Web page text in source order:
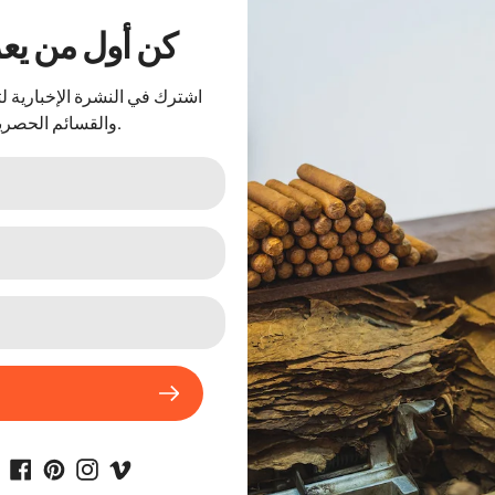
سيجار cigar دخان سجائر عبوات
..كن أول من
اشترك في النشرة الإخبارية
والقسائم الحصرية.